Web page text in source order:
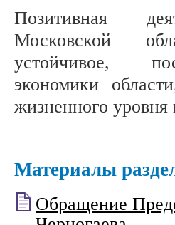
Позитивная
Московской
устойчивое,
экономики
жизненного уровня
Материалы
Обращение